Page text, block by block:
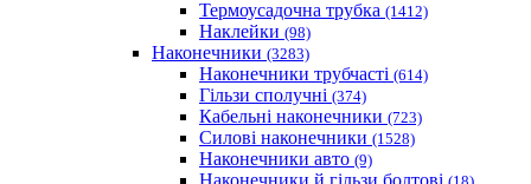
Термоусадочна трубка (1412)
Наклейки (98)
Наконечники (3283)
Наконечники трубчасті (614)
Гільзи сполучні (374)
Кабельні наконечники (723)
Силові наконечники (1528)
Наконечники авто (9)